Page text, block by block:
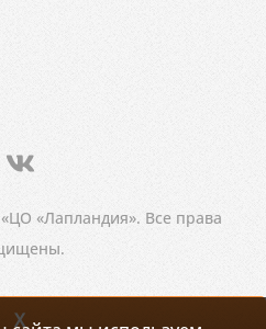
«Лапландия». Все права
X